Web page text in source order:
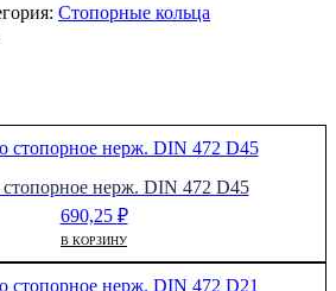
Стопорные кольца
нерж. DIN 472 D45
690,25 ₽
В КОРЗИНУ